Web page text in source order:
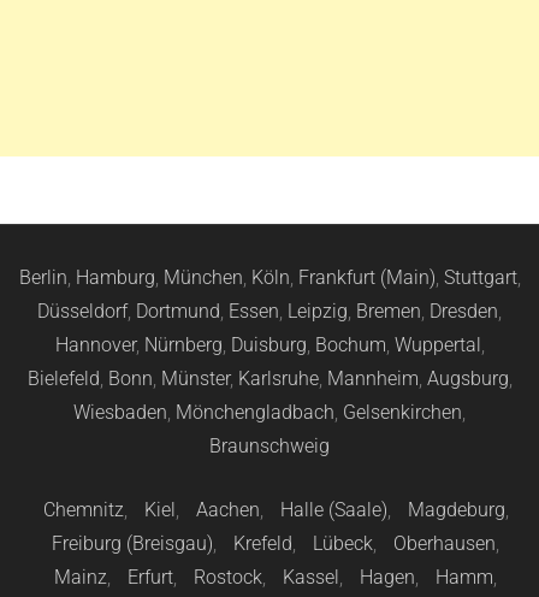
Berlin, Hamburg, München, Köln, Frankfurt (Main), Stuttgart,
Düsseldorf, Dortmund, Essen, Leipzig, Bremen, Dresden,
Hannover, Nürnberg, Duisburg, Bochum, Wuppertal,
Bielefeld, Bonn, Münster, Karlsruhe, Mannheim, Augsburg,
Wiesbaden, Mönchengladbach, Gelsenkirchen,
Braunschweig
Chemnitz, Kiel, Aachen, Halle (Saale), Magdeburg,
Freiburg (Breisgau), Krefeld, Lübeck, Oberhausen,
Mainz, Erfurt, Rostock, Kassel, Hagen, Hamm,